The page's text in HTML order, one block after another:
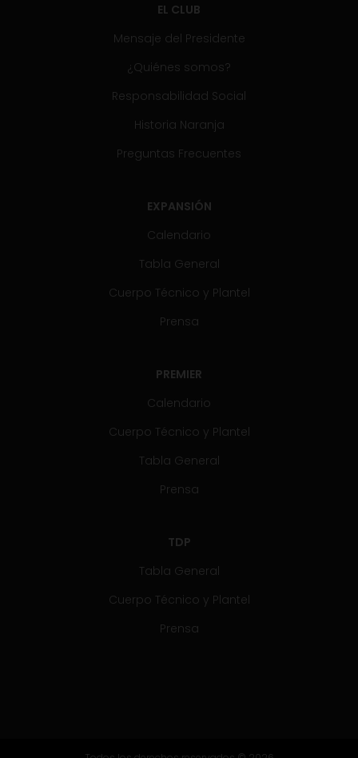
EL CLUB
Mensaje del Presidente
¿Quiénes somos?
Responsabilidad Social
Historia Naranja
Preguntas Frecuentes
EXPANSIÓN
Calendario
Tabla General
Cuerpo Técnico y Plantel
Prensa
PREMIER
Calendario
Cuerpo Técnico y Plantel
Tabla General
Prensa
TDP
Tabla General
Cuerpo Técnico y Plantel
Prensa